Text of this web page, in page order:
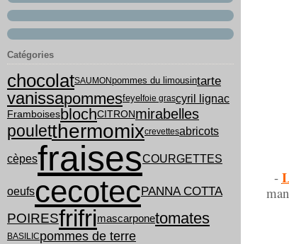
Catégories
chocolatSAUMONpommes du limousintarte
vanissapommesfeyel foie grascyril lignac
FramboisesblochCITRON mirabelles
pouletthermomixcrevettesabricots
cèpesfraisesCOURGETTES
oeufscecotecPANNA COTTA
POIRESfrifrimascarponetomates
BASILICpommes de terre
-